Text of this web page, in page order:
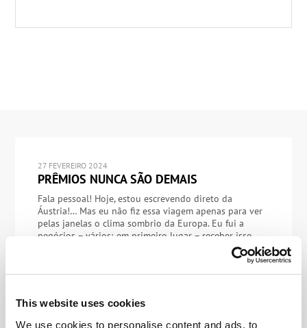
This website uses cookies
We use cookies to personalise content and ads, to
27 FEVEREIRO 2024
PRÊMIOS NUNCA SÃO DEMAIS
Fala pessoal! Hoje, estou escrevendo direto da
Áustria!… Mas eu não fiz essa viagem apenas para ver
pelas janelas o clima sombrio da Europa. Eu fui a
negócios – vários; em primeiro lugar – receber isso
aqui pessoalmente! -> …Quando a sua empresa é
premiada com nada menos do que “Produto do Ano”,
por ninguém […]